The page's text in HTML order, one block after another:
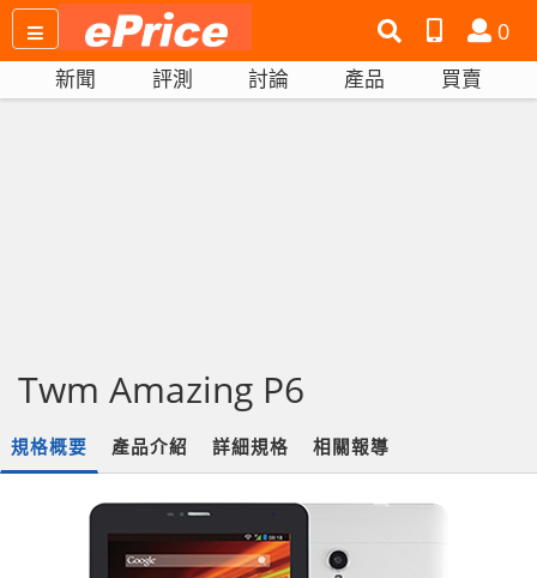
搜
尋
產
品
比
會
員
0
新聞 評測 討論 產品 買賣
Twm Amazing P6
規格概要 產品介紹 詳細規格 相關報導